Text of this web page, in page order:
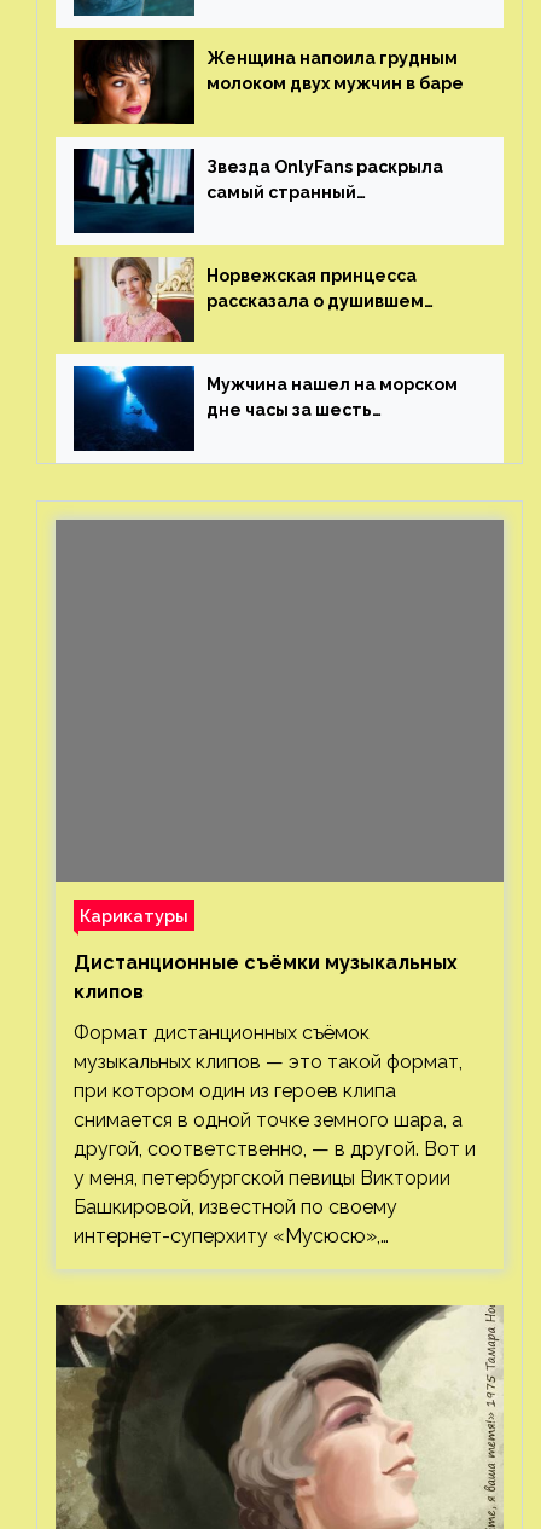
Женщина напоила грудным
молоком двух мужчин в баре
Звезда OnlyFans раскрыла
самый странный
от фаната
Норвежская принцесса
рассказала о душившем
генерала
Мужчина нашел на морском
дне часы за шесть
с помощью пластиковых
Карикатуры
Дистанционные съёмки музыкальных
клипов⁠⁠
Формат дистанционных съёмок
музыкальных клипов — это такой формат,
при котором один из героев клипа
снимается в одной точке земного шара, а
другой, соответственно, — в другой. Вот и
у меня, петербургской певицы Виктории
Башкировой, известной по своему
интернет-суперхиту «Мусюсю»,…